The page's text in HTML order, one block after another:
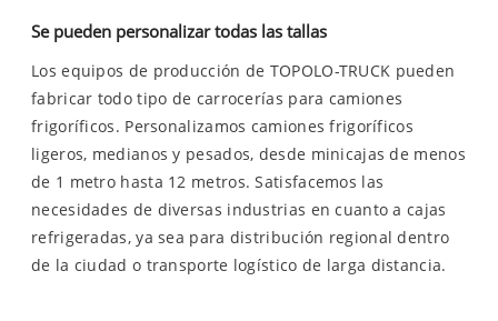
Se pueden personalizar todas las tallas
Los equipos de producción de TOPOLO-TRUCK pueden
fabricar todo tipo de carrocerías para camiones
frigoríficos. Personalizamos camiones frigoríficos
ligeros, medianos y pesados, desde minicajas de menos
de 1 metro hasta 12 metros. Satisfacemos las
necesidades de diversas industrias en cuanto a cajas
refrigeradas, ya sea para distribución regional dentro
de la ciudad o transporte logístico de larga distancia.